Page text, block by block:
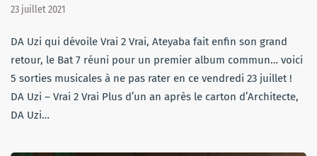
23 juillet 2021
DA Uzi qui dévoile Vrai 2 Vrai, Ateyaba fait enfin son grand
retour, le Bat 7 réuni pour un premier album commun… voici
5 sorties musicales à ne pas rater en ce vendredi 23 juillet !
DA Uzi – Vrai 2 Vrai Plus d’un an après le carton d’Architecte,
DA Uzi…